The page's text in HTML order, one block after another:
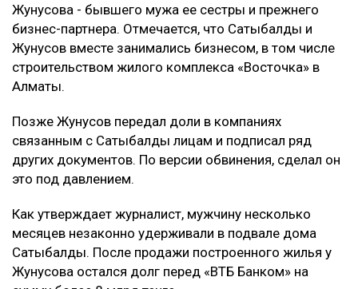
Жунусова - бывшего мужа ее сестры и прежнего
бизнес-партнера. Отмечается, что Сатыбалды и
Жунусов вместе занимались бизнесом, в том числе
строительством жилого комплекса «Восточка» в
Алматы.
Позже Жунусов передал доли в компаниях
связанным с Сатыбалды лицам и подписал ряд
других документов. По версии обвинения, сделал он
это под давлением.
Как утверждает журналист, мужчину несколько
месяцев незаконно удерживали в подвале дома
Сатыбалды. После продажи построенного жилья у
Жунусова остался долг перед «ВТБ Банком» на